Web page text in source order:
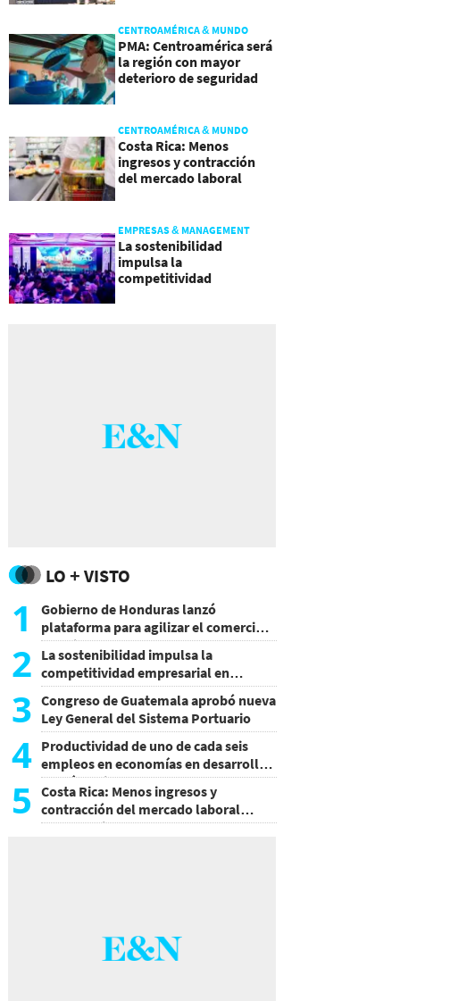
CENTROAMÉRICA & MUNDO
PMA: Centroamérica será
la región con mayor
deterioro de seguridad
CENTROAMÉRICA & MUNDO
Costa Rica: Menos
ingresos y contracción
del mercado laboral
EMPRESAS & MANAGEMENT
La sostenibilidad
impulsa la
competitividad
LO + VISTO
1
Gobierno de Honduras lanzó
plataforma para agilizar el comercio
exterior
2 La sostenibilidad impulsa la
competitividad empresarial en
Guatemala
3 Congreso de Guatemala aprobó nueva
Ley General del Sistema Portuario
4 Productividad de uno de cada seis
empleos en economías en desarrollo
podría mejorar por la IA
5
Costa Rica: Menos ingresos y
contracción del mercado laboral
causan baja del consumo